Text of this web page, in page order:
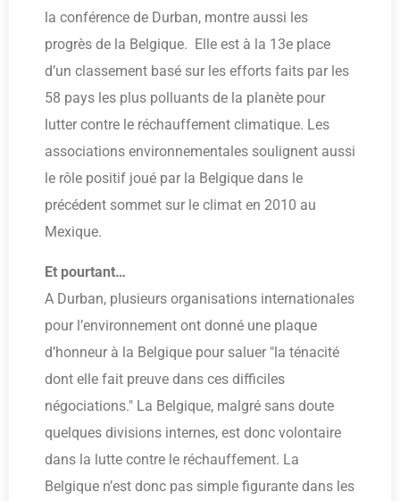
la conférence de Durban, montre aussi les
progrès de la Belgique. Elle est à la 13e place
d’un classement basé sur les efforts faits par les
58 pays les plus polluants de la planète pour
lutter contre le réchauffement climatique. Les
associations environnementales soulignent aussi
le rôle positif joué par la Belgique dans le
précédent sommet sur le climat en 2010 au
Mexique.
Et pourtant…
A Durban, plusieurs organisations internationales
pour l’environnement ont donné une plaque
d’honneur à la Belgique pour saluer "la ténacité
dont elle fait preuve dans ces difficiles
négociations." La Belgique, malgré sans doute
quelques divisions internes, est donc volontaire
dans la lutte contre le réchauffement. La
Belgique n’est donc pas simple figurante dans les